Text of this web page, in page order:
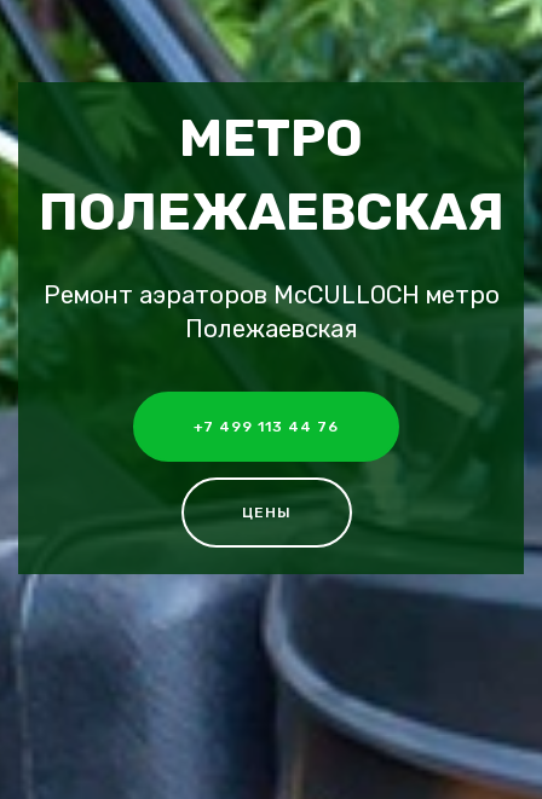
МЕТРО
ПОЛЕЖАЕВСКАЯ
Ремонт аэраторов McCULLOCH метро
Полежаевская
+7 499 113 44 76
ЦЕНЫ